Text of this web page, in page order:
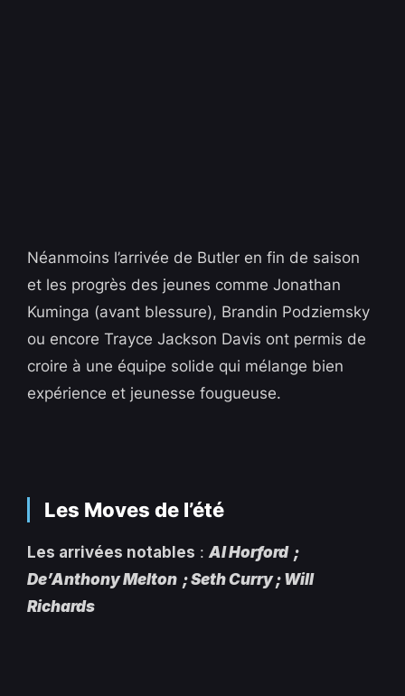
Néanmoins l’arrivée de Butler en fin de saison
et les progrès des jeunes comme Jonathan
Kuminga (avant blessure), Brandin Podziemsky
ou encore Trayce Jackson Davis ont permis de
croire à une équipe solide qui mélange bien
expérience et jeunesse fougueuse.
Les Moves de l’été
Les arrivées notables :Al Horford ;
De’Anthony Melton ; Seth Curry ; Will
Richards